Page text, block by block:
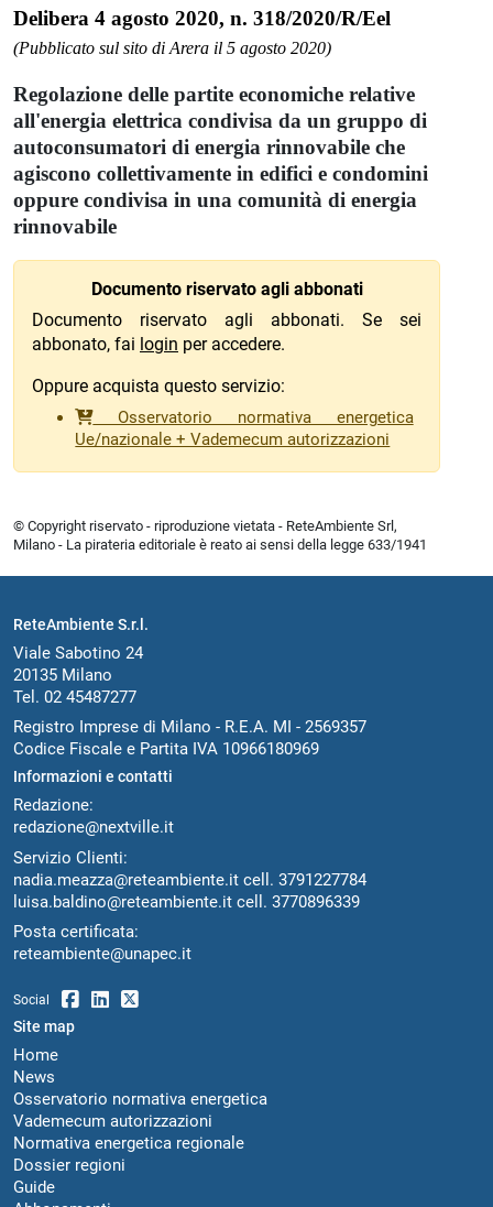
Delibera 4 agosto 2020, n. 318/2020/R/Eel
(Pubblicato sul sito di Arera il 5 agosto 2020)
Regolazione delle partite economiche relative
all'energia elettrica condivisa da un gruppo di
autoconsumatori di energia rinnovabile che
agiscono collettivamente in edifici e condomini
oppure condivisa in una comunità di energia
rinnovabile
Documento riservato agli abbonati
Documento riservato agli abbonati. Se sei
abbonato, fai login per accedere.
Oppure acquista questo servizio:
Osservatorio normativa energetica
Ue/nazionale + Vademecum autorizzazioni
© Copyright riservato - riproduzione vietata - ReteAmbiente Srl,
Milano - La pirateria editoriale è reato ai sensi della legge 633/1941
ReteAmbiente S.r.l.
Viale Sabotino 24
20135 Milano
Tel. 02 45487277
Registro Imprese di Milano - R.E.A. MI - 2569357
Codice Fiscale e Partita IVA 10966180969
Informazioni e contatti
Redazione:
redazione@nextville.it
Servizio Clienti:
nadia.meazza@reteambiente.it cell. 3791227784
luisa.baldino@reteambiente.it cell. 3770896339
Posta certificata:
reteambiente@unapec.it
Social
Site map
Home
News
Osservatorio normativa energetica
Vademecum autorizzazioni
Normativa energetica regionale
Dossier regioni
Guide